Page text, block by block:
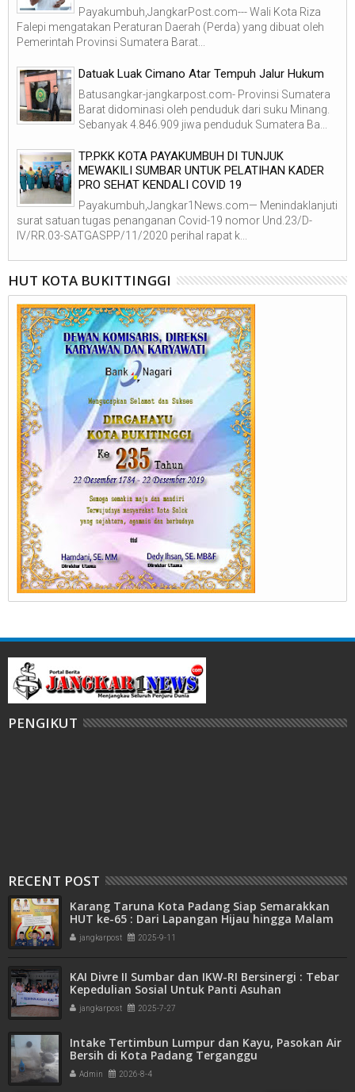
Payakumbuh,JangkarPost.com--- Wali Kota Riza
Falepi mengatakan Peraturan Daerah (Perda) yang dibuat oleh
Pemerintah Provinsi Sumatera Barat...
Datuak Luak Cimano Atar Tempuh Jalur Hukum
Batusangkar-jangkarpost.com- Provinsi Sumatera
Barat didominasi oleh penduduk dari suku Minang.
Sebanyak 4.846.909 jiwa penduduk Sumatera Ba...
TP.PKK KOTA PAYAKUMBUH DI TUNJUK
MEWAKILI SUMBAR UNTUK PELATIHAN KADER
PRO SEHAT KENDALI COVID 19
Payakumbuh,Jangkar1News.com— Menindaklanjuti
surat satuan tugas penanganan Covid-19 nomor Und.23/D-
IV/RR.03-SATGASPP/11/2020 perihal rapat k...
HUT KOTA BUKITTINGGI
PENGIKUT
RECENT POST
Karang Taruna Kota Padang Siap Semarakkan
HUT ke-65 : Dari Lapangan Hijau hingga Malam
Kebersamaan
jangkarpost 2025-9-11
KAI Divre II Sumbar dan IKW-RI Bersinergi : Tebar
Kepedulian Sosial Untuk Panti Asuhan
jangkarpost 2025-7-27
Intake Tertimbun Lumpur dan Kayu, Pasokan Air
Bersih di Kota Padang Terganggu
Admin 2026-8-4